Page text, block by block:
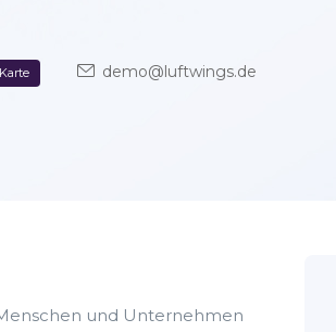
Karte demo@luftwings.de
und Unternehmen